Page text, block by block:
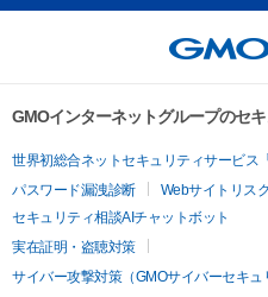
GMOインターネットグループのセ
世界初総合ネットセキュリティサービス
パスワード漏洩診断
Webサイトリス
セキュリティ相談AIチャットボット
実在証明・盗聴対策
サイバー攻撃対策（GMOサイバーセキュ